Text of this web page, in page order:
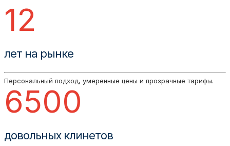
12
лет на рынке
Персональный подход, умеренные цены и прозрачные тарифы.
6500
довольных клинетов